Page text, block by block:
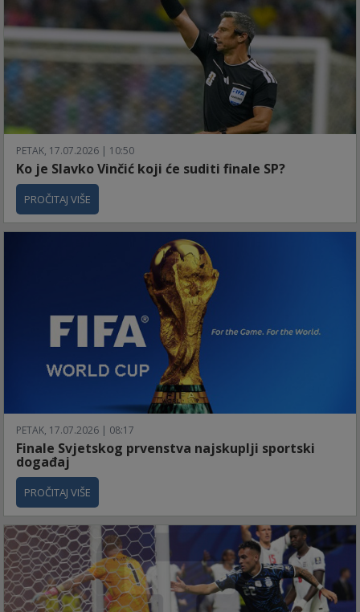
PETAK, 17.07.2026 | 10:50
Ko je Slavko Vinčić koji će suditi finale SP?
PROČITAJ VIŠE
PETAK, 17.07.2026 | 08:17
Finale Svjetskog prvenstva najskuplji sportski
događaj
PROČITAJ VIŠE